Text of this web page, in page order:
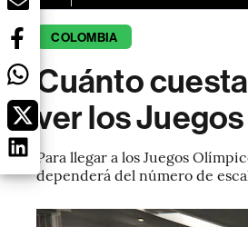
COLOMBIA
Cuánto
ver los
Para llegar a los Juegos
dependerá del número de